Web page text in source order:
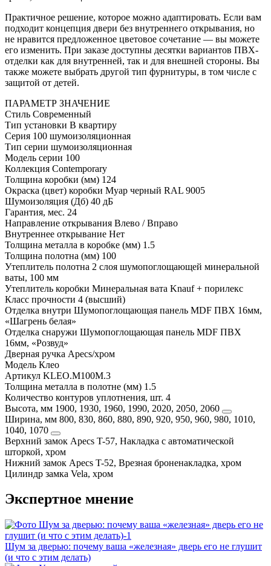
Практичное решение, которое можно адаптировать. Если вам
подходит концепция двери без внутреннего открывания, но
не нравится предложенное цветовое сочетание — вы можете
его изменить. При заказе доступны десятки вариантов ПВХ-
отделки как для внутренней, так и для внешней стороны. Вы
также можете выбрать другой тип фурнитуры, в том числе с
защитой от детей.
ПАРАМЕТР ЗНАЧЕНИЕ
Стиль Современный
Тип установки В квартиру
Серия 100 шумоизоляционная
Тип серии шумоизоляционная
Модель серии 100
Коллекция Contemporary
Толщина коробки (мм) 124
Окраска (цвет) коробки Муар черный RAL 9005
Шумоизоляция (Дб) 40 дБ
Гарантия, мес. 24
Направление открывания Влево / Вправо
Внутреннее открывание Нет
Толщина металла в коробке (мм) 1.5
Толщина полотна (мм) 100
Утеплитель полотна 2 слоя шумопоглощающей минеральной
ваты, 100 мм
Утеплитель коробки Минеральная вата Knauf + порилекс
Класс прочности 4 (высший)
Отделка внутри Шумопоглощающая панель MDF ПВХ 16мм,
«Шагрень белая»
Отделка снаружи Шумопоглощающая панель MDF ПВХ
16мм, «Розвуд»
Дверная ручка Apecs/хром
Модель Клео
Артикул KLEO.M100M.3
Толщина металла в полотне (мм) 1.5
Количество контуров уплотнения, шт. 4
Высота, мм 1900, 1930, 1960, 1990, 2020, 2050, 2060
Ширина, мм 800, 830, 860, 880, 890, 920, 950, 960, 980, 1010,
1040, 1070
Верхний замок Apecs T-57, Накладка с автоматической
шторкой, хром
Нижний замок Apecs T-52, Врезная броненакладка, хром
Цилиндр замка Vela, хром
Экспертное мнение
Шум за дверью: почему ваша «железная» дверь его не глушит
(и что с этим делать)